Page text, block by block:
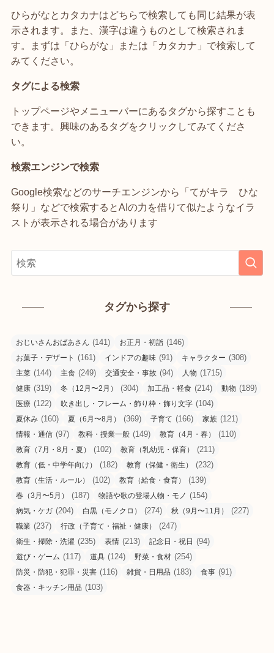
ひらがなとカタカナはどちらで検索しても同じ結果が表
示されます。また、漢字は違うものとして検索されま
す。まずは「ひらがな」または「カタカナ」で検索して
みてください。
タグによる検索
トップページやメニューバーにあるタグから探すことも
できます。興味のあるタグをクリックしてみてくださ
い。
検索エンジンで検索
Google検索などのサーチエンジンから「てがキラ ひな
祭り」などで検索するとAIの力を借りて似たようなイラ
ストが表示される場合があります
タグから探す
おじいさんおばあさん (141) お正月・初詣 (146)
お菓子・デザート (161) インドアの趣味 (91) キャラクター (308)
主菜 (144) 主食 (249) 交通安全・事故 (94) 人物 (1715)
健康 (319) 冬（12月〜2月） (304) 加工品・軽食 (214) 動物 (189)
医療 (122) 吹き出し・フレーム・飾り枠・飾り文字 (104)
夏休み (160) 夏（6月〜8月） (369) 子育て (166) 家族 (121)
情報・通信 (97) 教科・授業一般 (149) 教育（4月・春） (110)
教育（7月・8月・夏） (102) 教育（乳幼児・保育） (211)
教育（低・中学年向け） (182) 教育（保健・衛生） (232)
教育（生活・ルール） (102) 教育（給食・食育） (139)
春（3月〜5月） (187) 物語や歌の登場人物・モノ (154)
病気・ケガ (204) 白黒（モノクロ） (274) 秋（9月〜11月） (227)
職業 (237) 行政（子育て・福祉・健康） (247)
衛生・掃除・洗濯 (235) 表情 (213) 記念日・祝日 (94)
遊び・ゲーム (117) 道具 (124) 野菜・食材 (254)
防災・防犯・犯罪・災害 (116) 雑貨・日用品 (183) 食事 (91)
食器・キッチン用品 (103)